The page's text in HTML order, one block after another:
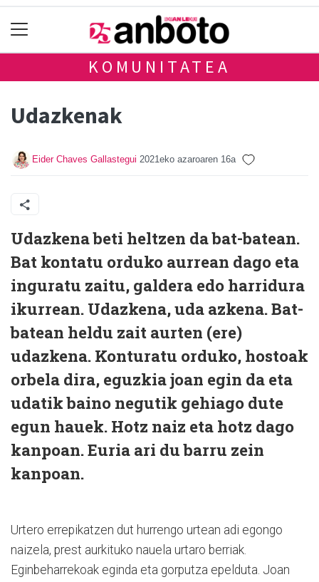
KOMUNITATEA
Udazkenak
Eider Chaves Gallastegui 2021eko azaroaren 16a
Udazkena beti heltzen da bat-batean.
Bat kontatu orduko aurrean dago eta
inguratu zaitu, galdera edo harridura
ikurrean. Udazkena, uda azkena. Bat-
batean heldu zait aurten (ere)
udazkena. Konturatu orduko, hostoak
orbela dira, eguzkia joan egin da eta
udatik baino negutik gehiago dute
egun hauek. Hotz naiz eta hotz dago
kanpoan. Euria ari du barru zein
kanpoan.
Urtero errepikatzen dut hurrengo urtean adi egongo
naizela, prest aurkituko nauela urtaro berriak.
Eginbeharrekoak eginda eta gorputza epelduta. Joan